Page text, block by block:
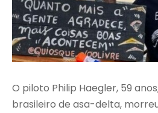
O piloto Philip Haegler, 59
brasileiro de asa-delta,